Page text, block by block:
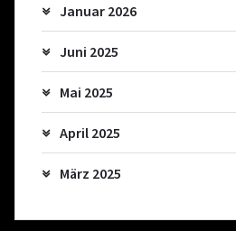
Januar 2026
Juni 2025
Mai 2025
April 2025
März 2025